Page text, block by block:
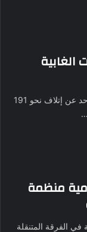
الغابية
كشف والي تيبازة, محمد أمين بن شاولية, اليوم الاحد عن إتلاف نحو 191
منظمة
الفرقة المتنقلة